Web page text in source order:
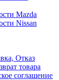
Mazda
Nissan
Отказ
товара
соглашение